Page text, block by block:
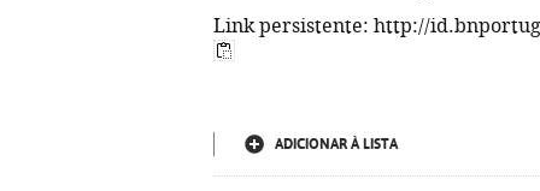
Link persistente: http://
ADICIONAR À LISTA